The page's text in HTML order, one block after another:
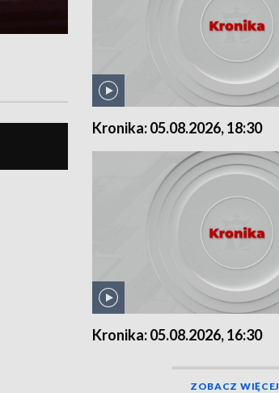
Kronika: 05.08.2026, 18:30
Kronika: 05.08.2026, 16:30
ZOBACZ WIĘCEJ